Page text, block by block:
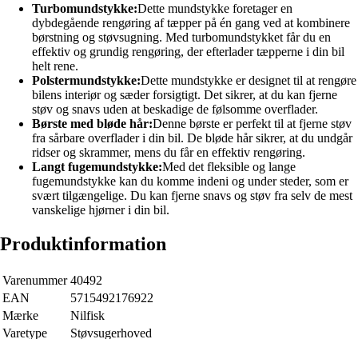
Turbomundstykke:Dette mundstykke foretager en
dybdegående rengøring af tæpper på én gang ved at kombinere
børstning og støvsugning. Med turbomundstykket får du en
effektiv og grundig rengøring, der efterlader tæpperne i din bil
helt rene.
Polstermundstykke:Dette mundstykke er designet til at rengøre
bilens interiør og sæder forsigtigt. Det sikrer, at du kan fjerne
støv og snavs uden at beskadige de følsomme overflader.
Børste med bløde hår:Denne børste er perfekt til at fjerne støv
fra sårbare overflader i din bil. De bløde hår sikrer, at du undgår
ridser og skrammer, mens du får en effektiv rengøring.
Langt fugemundstykke:Med det fleksible og lange
fugemundstykke kan du komme indeni og under steder, som er
svært tilgængelige. Du kan fjerne snavs og støv fra selv de mest
vanskelige hjørner i din bil.
Produktinformation
Varenummer 40492
EAN
5715492176922
Mærke
Nilfisk
Varetype
Støvsugerhoved